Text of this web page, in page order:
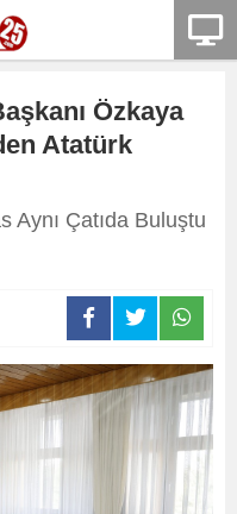
Özkaya
Atatürk
Aynı Çatıda Buluştu